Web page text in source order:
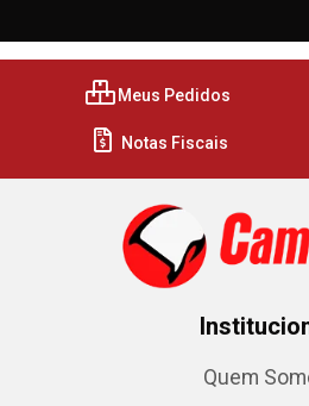
Meus Pedidos
Notas Fiscais
Quem